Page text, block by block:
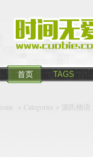
首页 TAGS
> Categories > 源氏物语